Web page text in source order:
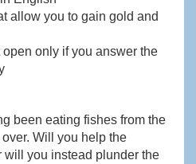
allow you to gain gold and
only if you answer the
been eating fishes from the
Will you help the
will you instead plunder the